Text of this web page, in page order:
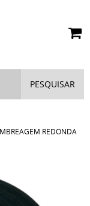
PESQUISAR
REDONDA